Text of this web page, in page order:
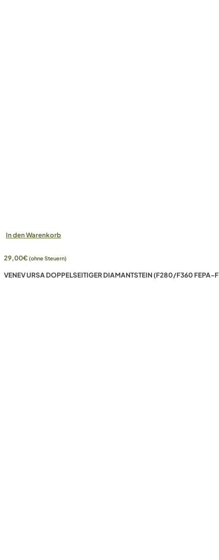
In den Warenkorb
29,00€(ohne Steuern)
VENEV URSA DOPPELSEITIGER DIAMANTSTEIN (F280/F360 FEPA-